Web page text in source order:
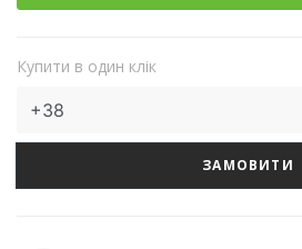
Купити в один клік
ЗАМОВИТИ